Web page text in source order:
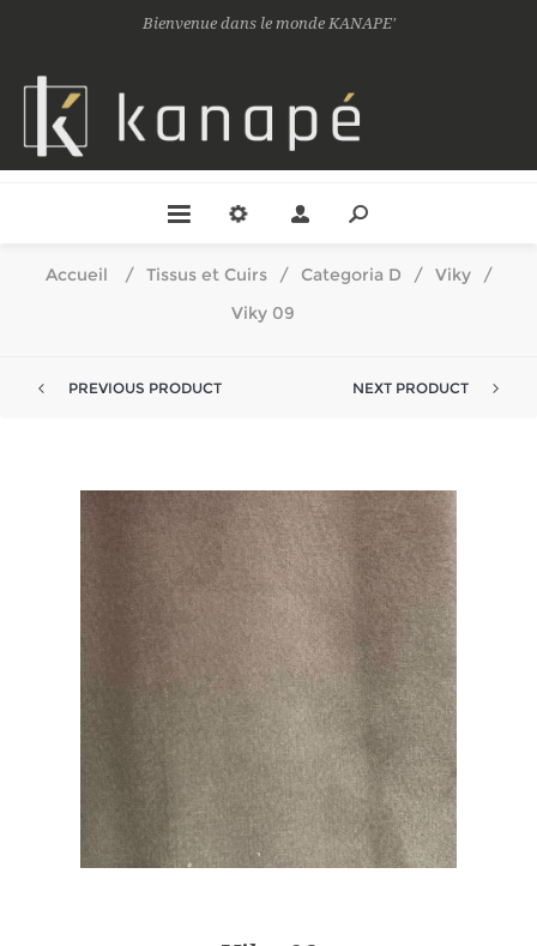
Bienvenue dans le monde KANAPE'
Accueil / Tissus et Cuirs / Categoria D / Viky
/
Viky 09
PREVIOUS PRODUCT NEXT PRODUCT